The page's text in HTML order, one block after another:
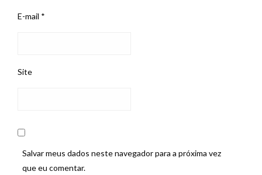
E-mail *
Site
Salvar meus dados neste navegador para a próxima vez
que eu comentar.